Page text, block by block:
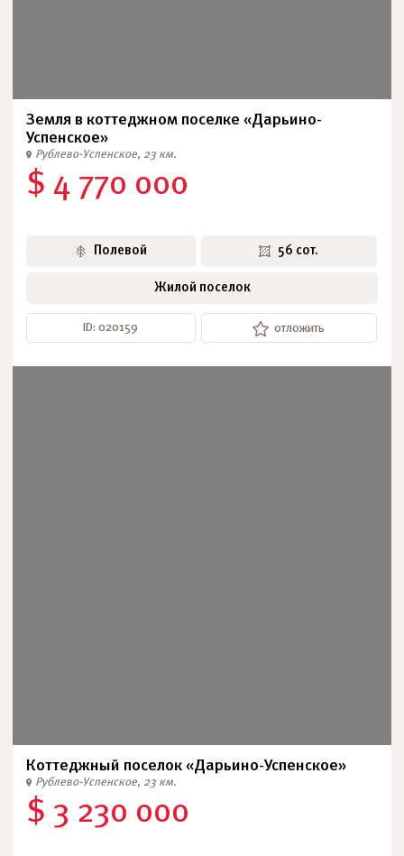
Земля в коттеджном поселке «Дарьино-
Успенское»
Рублево-Успенское, 23 км.
$ 4 770 000
Полевой 56 сот.
Жилой поселок
ID: 020159 отложить
Коттеджный поселок «Дарьино-Успенское»
Рублево-Успенское, 23 км.
$ 3 230 000